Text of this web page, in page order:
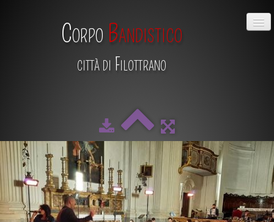
Corpo Bandistico
città di Filottrano
CHI SIAMO
DIRETTIVO
MAESTRO
SCUOLA DI MUSICA